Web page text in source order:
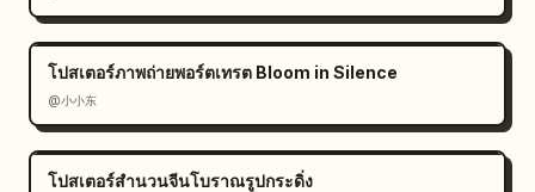
โปสเตอร์ภาพถ่ายพอร์ตเทรต Bloom in Silence
@小小东
โปสเตอร์สำนวนจีนโบราณรูปกระดิ่ง